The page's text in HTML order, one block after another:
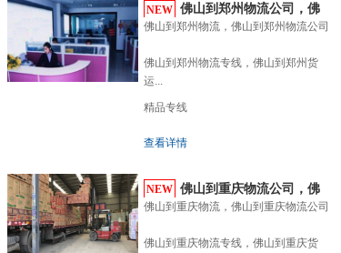
NEW
佛山到郑州物流公司，佛
山到...
佛山到郑州物流，佛山到郑州物流公司
佛山到郑州物流专线，佛山到郑州货
运...
精品专线
查看详情
NEW
佛山到重庆物流公司，佛
山到...
佛山到重庆物流，佛山到重庆物流公司
佛山到重庆物流专线，佛山到重庆货